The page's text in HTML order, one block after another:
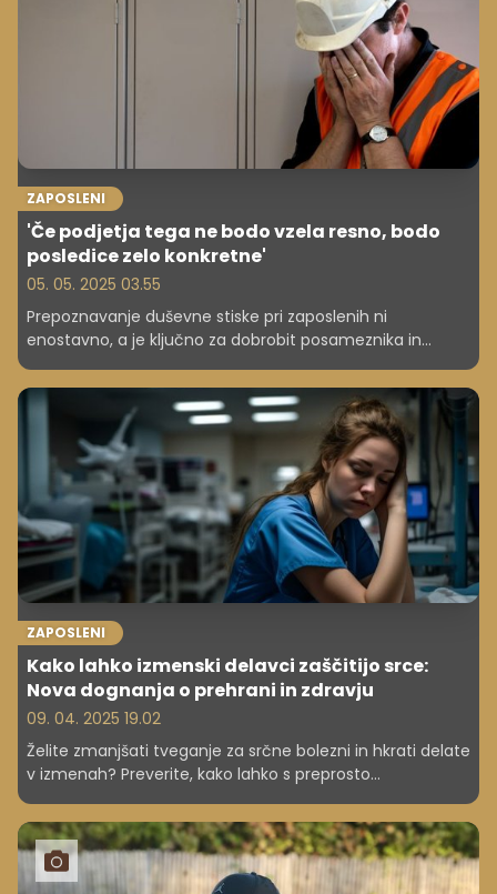
ZAPOSLENI
'Če podjetja tega ne bodo vzela resno, bodo
posledice zelo konkretne'
05. 05. 2025 03.55
Prepoznavanje duševne stiske pri zaposlenih ni
enostavno, a je ključno za dobrobit posameznika in
uspeh podjetja. O tem smo se pogovarjali s prof. dr. Evo
Boštjančič, ki je za Cekin.si povedala tudi, kakšne
dolgoročne posledice lahko pričakujemo, če podjetja ne
bodo ukrepala glede duševnega zdravja zaposlenih.
ZAPOSLENI
Kako lahko izmenski delavci zaščitijo srce:
Nova dognanja o prehrani in zdravju
09. 04. 2025 19.02
Želite zmanjšati tveganje za srčne bolezni in hkrati delate
v izmenah? Preverite, kako lahko s preprosto
spremembo v prehranjevalnih navadah pozitivno
vplivate na svoje zdravje. Novo znanstveno odkritje kaže,
da lahko s tem, ko hrano uživate samo čez dan,
zmanjšate dejavnike tveganja za srčno-žilne bolezni. Ne